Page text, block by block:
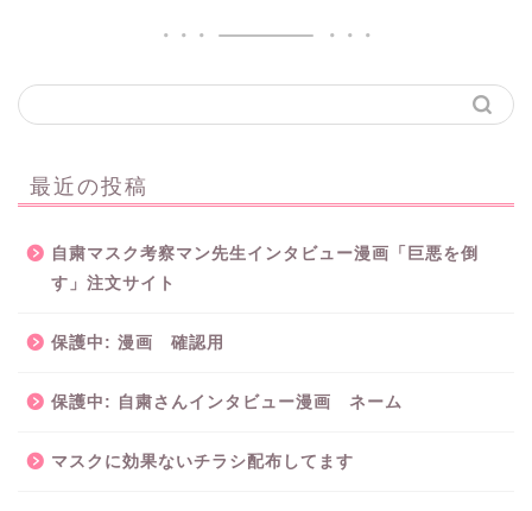
最近の投稿
自粛マスク考察マン先生インタビュー漫画「巨悪を倒
す」注文サイト
保護中: 漫画 確認用
保護中: 自粛さんインタビュー漫画 ネーム
マスクに効果ないチラシ配布してます